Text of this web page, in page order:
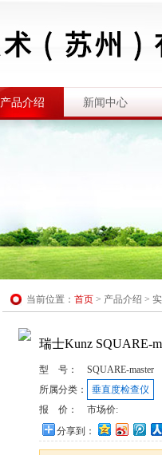
产品介绍 新闻中心
当前位置： 首页 > 产品介绍 >
瑞士Kunz SQUARE-
型 号：
SQUARE-master
所属分类：
垂直度检查仪
报 价：
市场价:
分享到：